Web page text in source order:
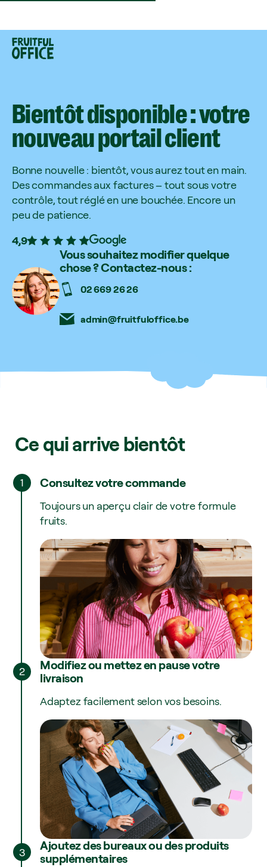
Bientôtdisponible:votre
nouveauportailclient
Bonne nouvelle : bientôt, vous aurez tout en main.
Des commandes aux factures – tout sous votre
contrôle, tout réglé en une bouchée. Encore un
peu de patience.
4,9
Vous souhaitez modifier quelque
chose ? Contactez-nous :
02 669 26 26
admin@fruitfuloffice.be
Cequiarrivebientôt
1 Consultez votre commande
Toujours un aperçu clair de votre formule
fruits.
2
Modifiez ou mettez en pause votre
livraison
Adaptez facilement selon vos besoins.
3
Ajoutez des bureaux ou des produits
supplémentaires